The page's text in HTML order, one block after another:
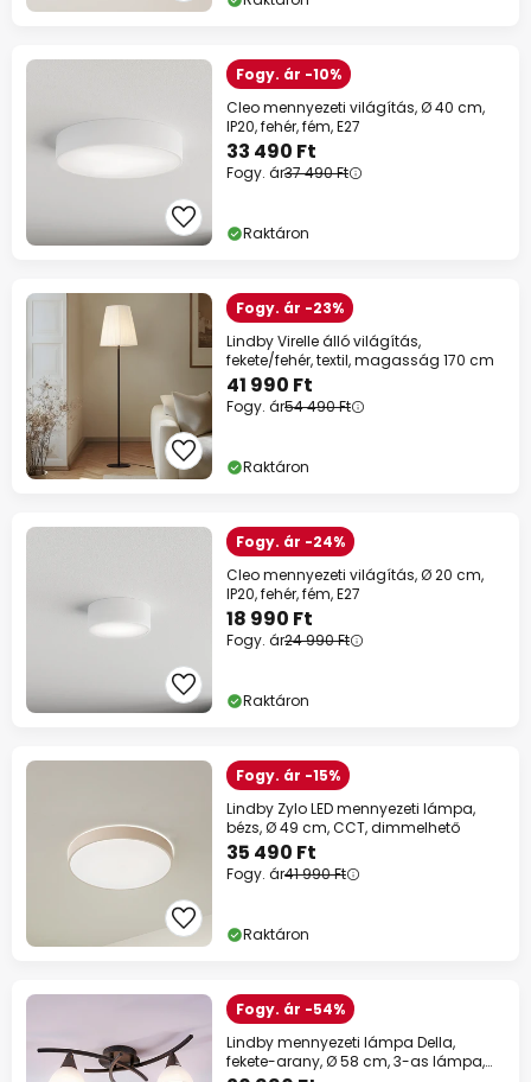
Fogy. ár -10%
Cleo mennyezeti világítás, Ø 40 cm,
IP20, fehér, fém, E27
33 490 Ft
Fogy. ár37 490 Ft
Raktáron
Fogy. ár -23%
Lindby Virelle álló világítás,
fekete/fehér, textil, magasság 170 cm
41 990 Ft
Fogy. ár54 490 Ft
Raktáron
Fogy. ár -24%
Cleo mennyezeti világítás, Ø 20 cm,
IP20, fehér, fém, E27
18 990 Ft
Fogy. ár24 990 Ft
Raktáron
Fogy. ár -15%
Lindby Zylo LED mennyezeti lámpa,
bézs, Ø 49 cm, CCT, dimmelhető
35 490 Ft
Fogy. ár41 990 Ft
Raktáron
Fogy. ár -54%
Lindby mennyezeti lámpa Della,
fekete-arany, Ø 58 cm, 3-as lámpa,